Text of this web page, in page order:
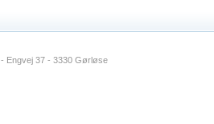
- Engvej 37 - 3330 Gørløse